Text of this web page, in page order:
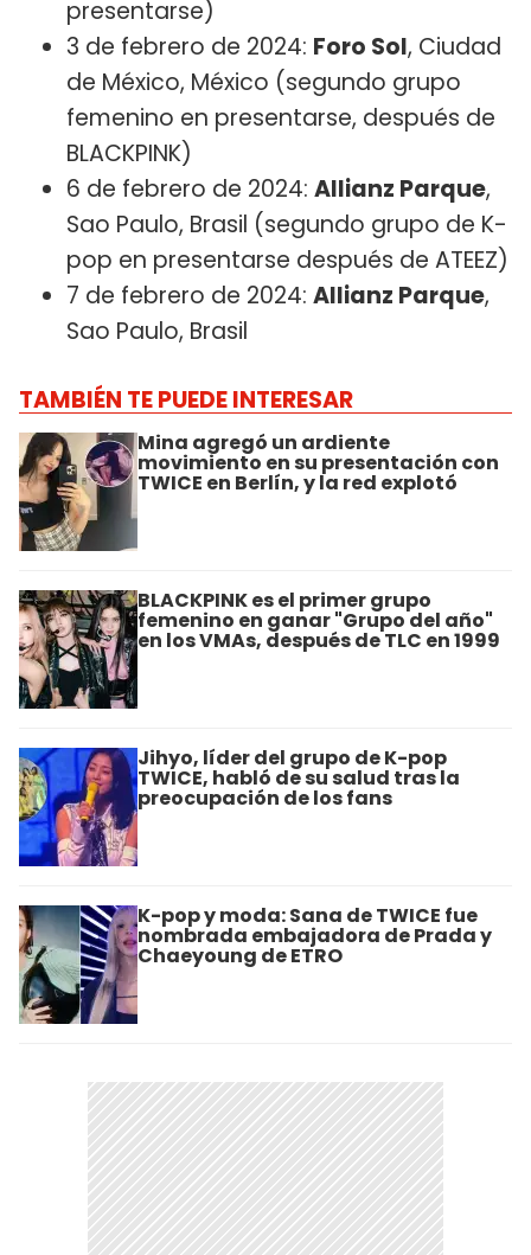
presentarse)
3 de febrero de 2024: Foro Sol, Ciudad
de México, México (segundo grupo
femenino en presentarse, después de
BLACKPINK)
6 de febrero de 2024: Allianz Parque,
Sao Paulo, Brasil (segundo grupo de K-
pop en presentarse después de ATEEZ)
7 de febrero de 2024: Allianz Parque,
Sao Paulo, Brasil
TAMBIÉN TE PUEDE INTERESAR
Mina agregó un ardiente
movimiento en su presentación con
TWICE en Berlín, y la red explotó
BLACKPINK es el primer grupo
femenino en ganar "Grupo del año"
en los VMAs, después de TLC en 1999
Jihyo, líder del grupo de K-pop
TWICE, habló de su salud tras la
preocupación de los fans
K-pop y moda: Sana de TWICE fue
nombrada embajadora de Prada y
Chaeyoung de ETRO